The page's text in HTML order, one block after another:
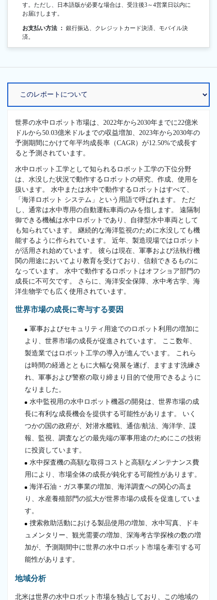
す。ただし、日本語版が必要な場合は、受注後3～4営業日以内に
お届けします。
お支払い方法 ： 銀行振込、クレジットカード決済、モバイル決
済。
世界の水中ロボット市場は、2022年から2030年までに22億米
ドルから50.03億米ドルまでの収益増加、2023年から2030年の
予測期間にかけて年平均成長率（CAGR）が12.50%で成長す
ると予測されています。
水中ロボット工学として知られるロボット工学の下位分野
は、水没した状況で動作するロボットの研究、作成、使用を
扱います。 水中または水中で動作するロボットはすべて、
「海洋ロボット システム」という用語で呼ばれます。 ただ
し、通常は水中専用の自動運転車両のみを指します。 遠隔制
御できる機械は水中ロボットであり、自律型水中車両として
も知られています。 継続的な海洋監視のために水没しても機
能するように作られています。 近年、製造現場ではロボット
が活用され始めています。 彼らは現在、軍事および法執行機
関の用途においてより教育を受けており、信頼できるものに
なっています。 水中で動作するロボットはオフショア部門の
成長に不可欠です。 さらに、海洋安全保障、水中考古学、海
洋生物学でも広く使用されています。
世界市場の成長に寄与する要因
軍事およびセキュリティ用途でのロボット利用の増加に
より、世界市場の成長が促進されています。 ここ数年、
製造業ではロボット工学の導入が進んでいます。 これら
は時間の経過とともに大幅な発展を遂げ、ますます洗練さ
れ、軍事および警察の取り締まり目的で使用できるように
なりました。
水中監視用の水中ロボット機器の開発は、世界市場の成
長に有利な成長機会を提供する可能性があります。 いく
つかの国の政府が、対潜水艦戦、通信/航法、海洋学、諜
報、監視、調査などの最先端の軍事用途のためにこの技術
に投資しています。
水中探査機の高額な取得コストと高額なメンテナンス費
用により、市場全体の成長が鈍化する可能性があります。
海洋石油・ガス事業の増加、海洋調査への関心の高ま
り、水産養殖部門の拡大が世界市場の成長を促進していま
す。
捜索救助活動における製品使用の増加、水中写真、ドキ
ュメンタリー、観光需要の増加、深海考古学探検の数の増
加が、予測期間中に世界の水中ロボット市場を牽引する可
能性があります。
地域分析
北米は世界の水中ロボット市場を独占しており、この地域の